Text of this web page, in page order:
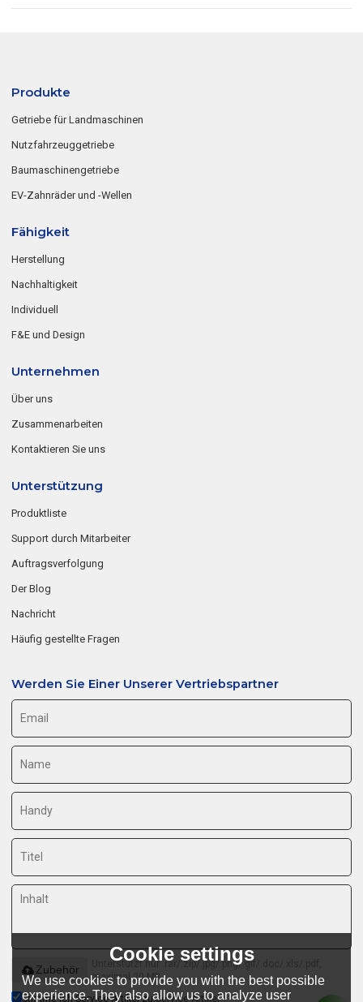
Produkte
Getriebe für Landmaschinen
Nutzfahrzeuggetriebe
Baumaschinengetriebe
EV-Zahnräder und -Wellen
Fähigkeit
Herstellung
Nachhaltigkeit
Individuell
F&E und Design
Unternehmen
Über uns
Zusammenarbeiten
Kontaktieren Sie uns
Unterstützung
Produktliste
Support durch Mitarbeiter
Auftragsverfolgung
Der Blog
Nachricht
Häufig gestellte Fragen
Werden Sie Einer Unserer Vertriebspartner
Unterstützt nur .rar/.zip/.jpg/.png/.gif/.doc/.xls/.pdf,
maximal 20 MB
Zubehör
Stimme ich Service-Artikel zu,Service-Artikel
Cookie settings
We use cookies to provide you with the best possible
experience. They also allow us to analyze user